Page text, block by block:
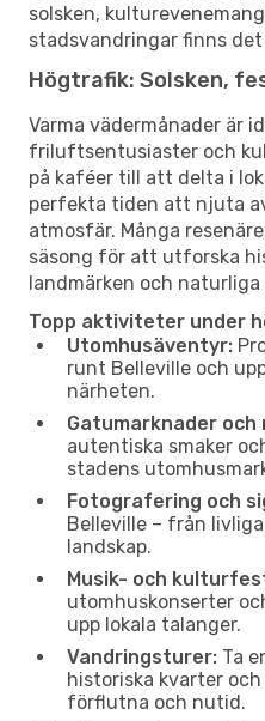
solsken,
stadsvandringar finns
Högtrafik: Solsken,
Varma vädermånader är
friluftsentusiaster och
på kaféer till att delta i
perfekta tiden att njuta
atmosfär. Många
säsong för att utforska
landmärken och
Topp aktiviteter under
Utomhusäventyr:
runt Belleville och
närheten.
Gatumarknader
autentiska smaker
stadens
Fotografering och
Belleville – från
landskap.
Musik- och
utomhuskonserter
upp lokala talanger.
Vandringsturer: Ta
historiska kvarter
förflutna och nutid.